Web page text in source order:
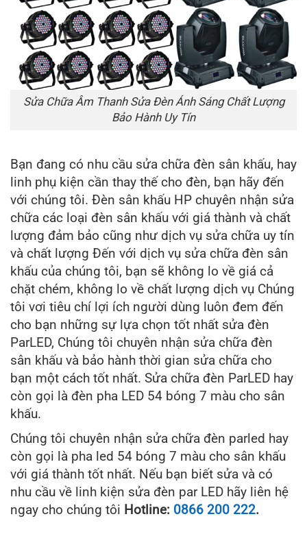
Sửa Chữa Âm Thanh Sửa Đèn Ánh Sáng Chất Lượng
Bảo Hành Uy Tín
Bạn đang có nhu cầu sửa chữa đèn sân khấu, hay
linh phụ kiện cần thay thế cho đèn, bạn hãy đến
với chúng tôi. Đèn sân khấu HP chuyên nhận sửa
chữa các loại đèn sân khấu với giá thành và chất
lượng đảm bảo cũng như dịch vụ sửa chữa uy tín
và chất lượng Đến với dịch vụ sửa chữa đèn sân
khấu của chúng tôi, bạn sẽ không lo về giá cả
chặt chém, không lo về chất lượng dịch vụ Chúng
tôi vơi tiêu chí lợi ích người dùng luôn đem đến
cho bạn những sự lựa chọn tốt nhất sửa đèn
ParLED, Chúng tôi chuyên nhận sửa chữa đèn
sân khấu và bảo hành thời gian sửa chữa cho
bạn một cách tốt nhất. Sửa chữa đèn ParLED hay
còn gọi là đèn pha LED 54 bóng 7 màu cho sân
khấu.
Chúng tôi chuyên nhận sửa chữa đèn parled hay
còn gọi là pha led 54 bóng 7 màu cho sân khấu
với giá thành tốt nhất. Nếu bạn biết sửa và có
nhu cầu về linh kiện sửa đèn par LED hãy liên hệ
ngay cho chúng tôi Hotline: 0866 200 222.